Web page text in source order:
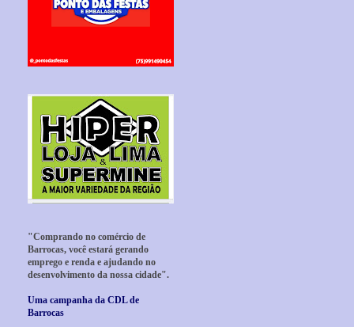
"Comprando no comércio de
Barrocas, você estará gerando
emprego e renda e ajudando no
desenvolvimento da nossa cidade".
Uma campanha da CDL de
Barrocas